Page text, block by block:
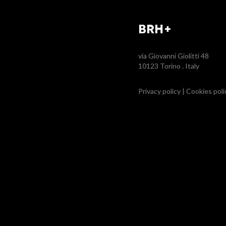
BRH+
via Giovanni Giolitti 48
10123 Torino . Italy
Privacy policy | Cookies